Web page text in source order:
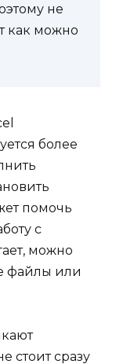
не
как можно
более
помочь
с
можно
файлы или
стоит сразу